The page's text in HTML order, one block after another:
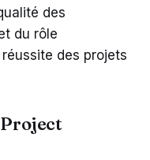
des
du rôle
des projets